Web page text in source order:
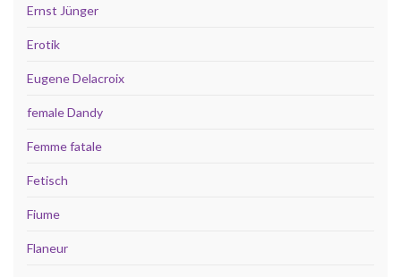
Ernst Jünger
Erotik
Eugene Delacroix
female Dandy
Femme fatale
Fetisch
Fiume
Flaneur